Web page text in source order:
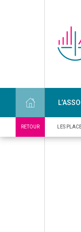
RETOUR LES